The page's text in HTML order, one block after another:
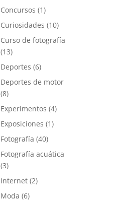
Concursos (1)
Curiosidades (10)
Curso de fotografía
(13)
Deportes (6)
Deportes de motor
(8)
Experimentos (4)
Exposiciones (1)
Fotografía (40)
Fotografía acuática
(3)
Internet (2)
Moda (6)